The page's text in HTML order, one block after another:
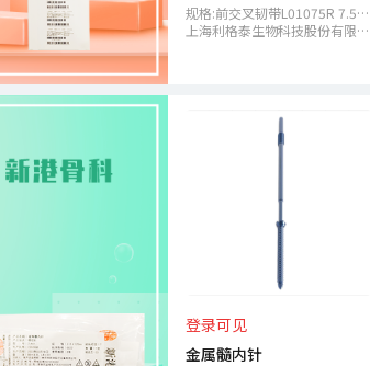
规格:前交叉韧带L01075R 7.5mm前交叉韧带,右侧
上海利格泰生物科技股份有限公司
登录可见
金属髓内针